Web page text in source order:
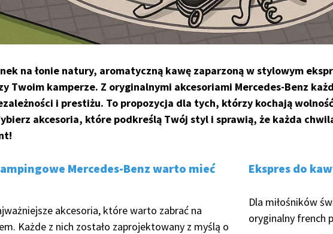
na łonie natury, aromatyczną kawę zaparzoną w stylowym
Twoim kamperze. Z oryginalnymi akcesoriami Mercedes-Benz
i prestiżu. To propozycja dla tych, którzy kochają
akcesoria, które podkreślą Twój styl i sprawią, że każda
Mercedes-Benz warto mieć
akcesoria, które warto zabrać na
Każde z nich zostało zaprojektowany z myślą o
Ekspres do
Dla miłośników
oryginalny french